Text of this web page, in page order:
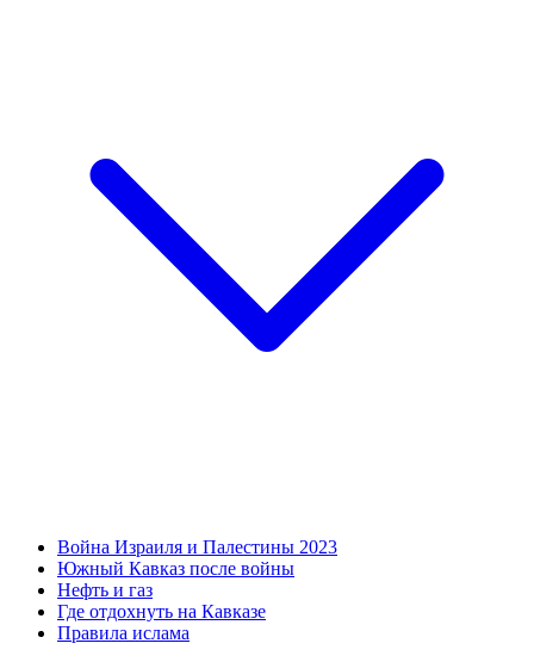
Война Израиля и Палестины 2023
Южный Кавказ после войны
Нефть и газ
Где отдохнуть на Кавказе
Правила ислама